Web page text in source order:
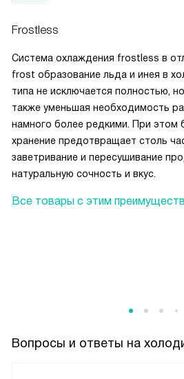
Frostless
Система охлаждения frostless в
frost образование льда и инея в
типа не исключается полностью,
также уменьшая необходимость
намного более редкими. При этом
хранение предотвращает столь
заветривание и пересушивание
натуральную сочность и вкус.
Все товары с этим
Вопросы и ответы на